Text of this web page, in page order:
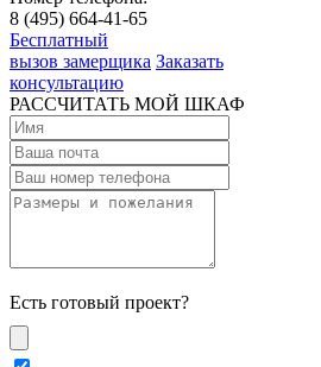
8 (495) 664-41-65
Бесплатный
вызов замерщика Заказать
консультацию
РАССЧИТАТЬ МОЙ ШКАФ
Есть готовый проект?